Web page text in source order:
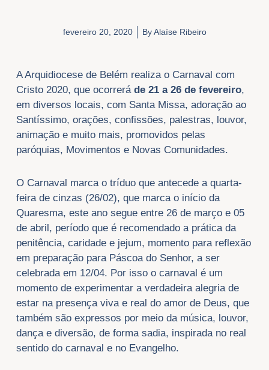
fevereiro 20, 2020 ByAlaíse Ribeiro
A Arquidiocese de Belém realiza o Carnaval com
Cristo 2020, que ocorrerá de 21 a 26 de fevereiro,
em diversos locais, com Santa Missa, adoração ao
Santíssimo, orações, confissões, palestras, louvor,
animação e muito mais, promovidos pelas
paróquias, Movimentos e Novas Comunidades.
O Carnaval marca o tríduo que antecede a quarta-
feira de cinzas (26/02), que marca o início da
Quaresma, este ano segue entre 26 de março e 05
de abril, período que é recomendado a prática da
penitência, caridade e jejum, momento para reflexão
em preparação para Páscoa do Senhor, a ser
celebrada em 12/04. Por isso o carnaval é um
momento de experimentar a verdadeira alegria de
estar na presença viva e real do amor de Deus, que
também são expressos por meio da música, louvor,
dança e diversão, de forma sadia, inspirada no real
sentido do carnaval e no Evangelho.